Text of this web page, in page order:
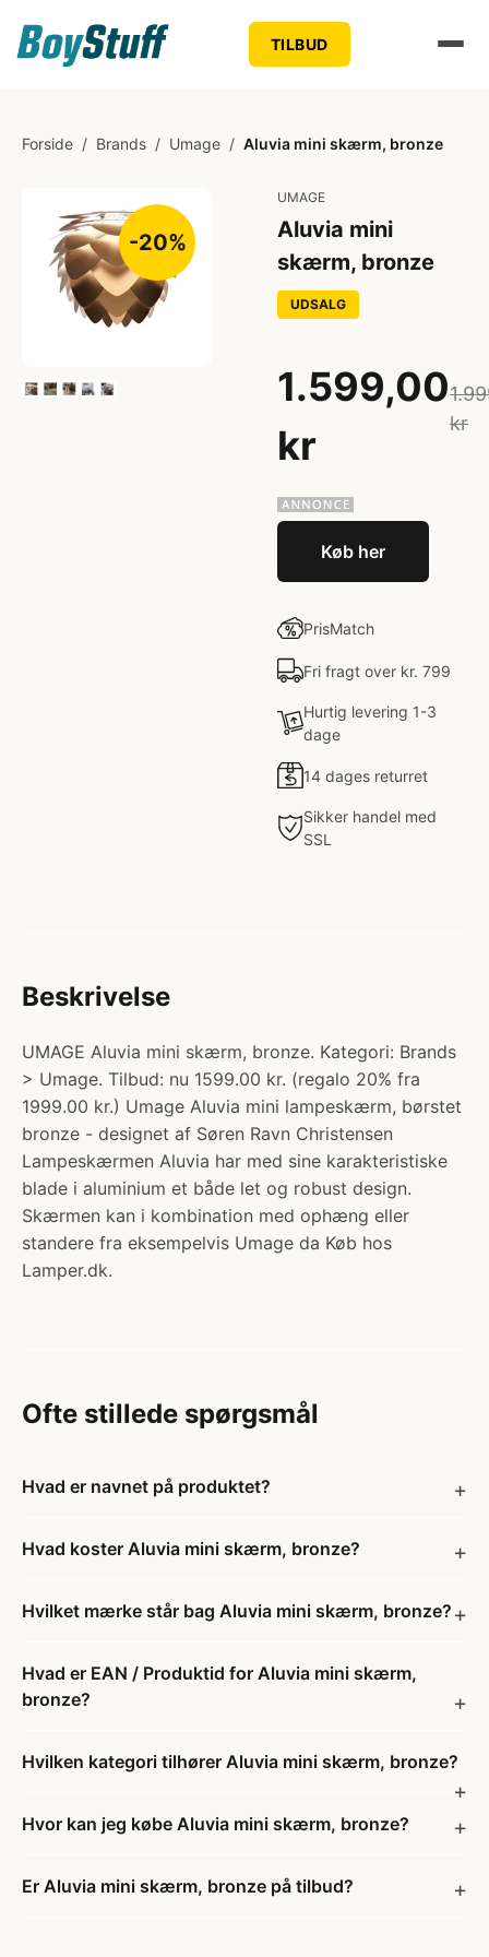
TILBUD
Forside / Brands / Umage / Aluvia mini skærm, bronze
-20%
UMAGE
Aluvia mini
skærm, bronze
UDSALG
1.599,00
kr
kr
Køb her
PrisMatch
Fri fragt over kr. 799
Hurtig levering 1-3
dage
14 dages returret
Sikker handel med
SSL
Beskrivelse
UMAGE Aluvia mini skærm, bronze. Kategori: Brands
> Umage. Tilbud: nu 1599.00 kr. (regalo 20% fra
1999.00 kr.) Umage Aluvia mini lampeskærm, børstet
bronze - designet af Søren Ravn Christensen
Lampeskærmen Aluvia har med sine karakteristiske
blade i aluminium et både let og robust design.
Skærmen kan i kombination med ophæng eller
standere fra eksempelvis Umage da Køb hos
Lamper.dk.
Ofte stillede spørgsmål
Hvad er navnet på produktet?
Hvad koster Aluvia mini skærm, bronze?
Hvilket mærke står bag Aluvia mini skærm, bronze?
Hvad er EAN / Produktid for Aluvia mini skærm,
bronze?
Hvilken kategori tilhører Aluvia mini skærm, bronze?
Hvor kan jeg købe Aluvia mini skærm, bronze?
Er Aluvia mini skærm, bronze på tilbud?